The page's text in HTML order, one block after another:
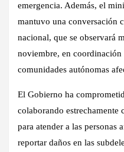
emergencia. Además, el
mantuvo una conversación
nacional, que se observará
noviembre, en coordinación
comunidades autónomas
El Gobierno ha
colaborando estrechamente
para atender a las personas
reportar daños en las